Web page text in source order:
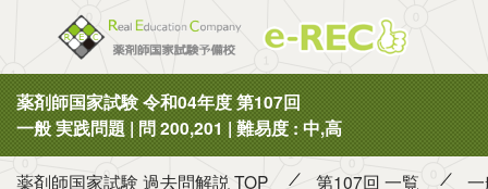
薬剤師国家試験 令和04年度 第107回
一般 実践問題 | 問 200,201 | 難易度 : 中,高
薬剤師国家試験 過去問解説 TOP 第107回 一覧